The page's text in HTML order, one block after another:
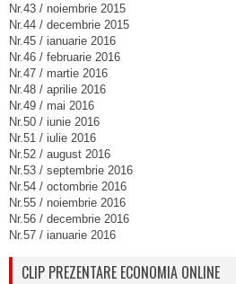
Nr.43 / noiembrie 2015
Nr.44 / decembrie 2015
Nr.45 / ianuarie 2016
Nr.46 / februarie 2016
Nr.47 / martie 2016
Nr.48 / aprilie 2016
Nr.49 / mai 2016
Nr.50 / iunie 2016
Nr.51 / iulie 2016
Nr.52 / august 2016
Nr.53 / septembrie 2016
Nr.54 / octombrie 2016
Nr.55 / noiembrie 2016
Nr.56 / decembrie 2016
Nr.57 / ianuarie 2016
CLIP PREZENTARE ECONOMIA ONLINE